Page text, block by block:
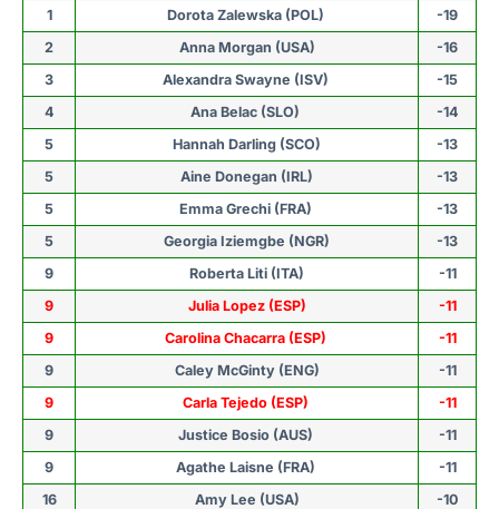
1
Dorota Zalewska (POL)
-19
2
Anna Morgan (USA)
-16
3
Alexandra Swayne (ISV)
-15
4
Ana Belac (SLO)
-14
5
Hannah Darling (SCO)
-13
5
Aine Donegan (IRL)
-13
5
Emma Grechi (FRA)
-13
5
Georgia Iziemgbe (NGR)
-13
9
Roberta Liti (ITA)
-11
9
Julia Lopez (ESP)
-11
9
Carolina Chacarra (ESP)
-11
9
Caley McGinty (ENG)
-11
9
Carla Tejedo (ESP)
-11
9
Justice Bosio (AUS)
-11
9
Agathe Laisne (FRA)
-11
16
Amy Lee (USA)
-10